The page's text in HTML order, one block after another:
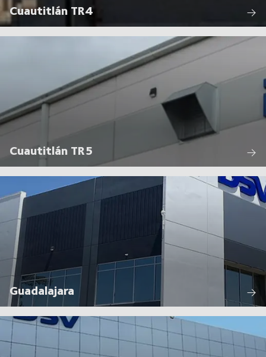
Cuautitlán TR4
Cuautitlán TR5
Guadalajara